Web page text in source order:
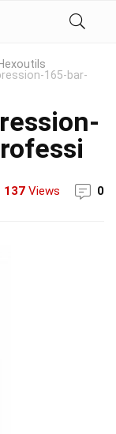
165-bar-
137 Views 0